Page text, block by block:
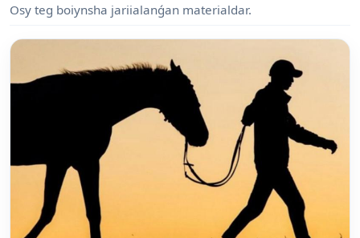
Osy teg boiynsha jariialanǵan materialdar.